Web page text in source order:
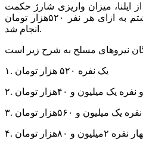
ایلنا، میزان واریزی شارژ حکمت
کارت آذرماه مرحله هفتاد وهشتم به ازای هر نفر ۵۲۰هزار تومان
انجام شد.
۱. یک نفره ۵۲۰ هزار تومان
نفره یک میلیون و ۴۰هزار تومان
یک میلیون و ۵۶۰هزار تومان
نفره ۲میلیون و ۸۰هزار تومان